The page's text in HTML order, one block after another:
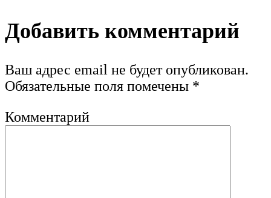
Добавить комментарий
Ваш адрес email не будет опубликован.
Обязательные поля помечены *
Комментарий